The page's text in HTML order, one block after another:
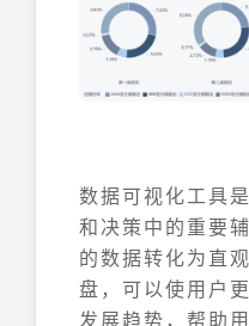
数据可视化工具
和决策中的重要
的数据转化为直
盘，可以使用户
发展趋势，帮助